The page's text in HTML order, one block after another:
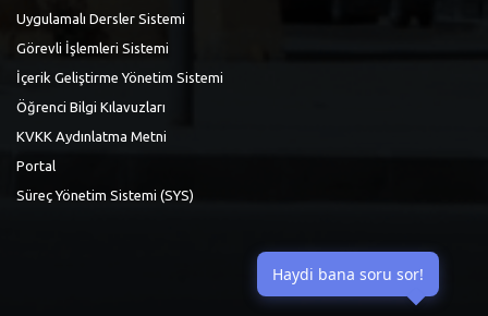
Uygulamalı Dersler Sistemi
Görevli İşlemleri Sistemi
İçerik Geliştirme Yönetim Sistemi
Öğrenci Bilgi Kılavuzları
KVKK Aydınlatma Metni
Portal
Süreç Yönetim Sistemi (SYS)
Haydi bana soru sor!